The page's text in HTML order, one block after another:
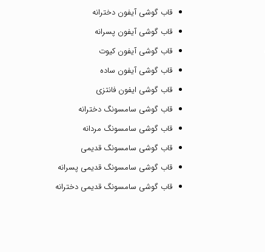
قاب گوشی آیفون دخترانه
قاب گوشی آیفون پسرانه
قاب گوشی آیفون کیوت
قاب گوشی آیفون ساده
قاب گوشی ایفون فانتزی
قاب گوشی سامسونگ دخترانه
قاب گوشی سامسونگ مردانه
قاب گوشی سامسونگ قدیمی
قاب گوشی سامسونگ قدیمی پسرانه
قاب گوشی سامسونگ قدیمی دخترانه